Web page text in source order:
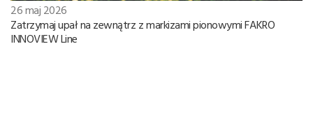
26 maj 2026
Zatrzymaj upał na zewnątrz z markizami pionowymi FAKRO
INNOVIEW Line